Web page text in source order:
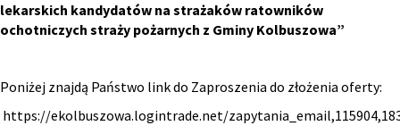
lekarskich kandydatów na strażaków ratowników
ochotniczych straży pożarnych z Gminy Kolbuszowa”
Poniżej znajdą Państwo link do Zaproszenia do złożenia oferty:
https://ekolbuszowa.logintrade.net/